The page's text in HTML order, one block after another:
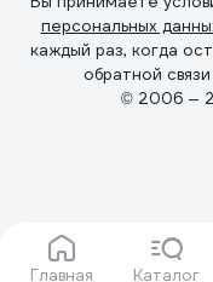
Главная Каталог
персональных
каждый раз, когда
обратной
© 2006 —